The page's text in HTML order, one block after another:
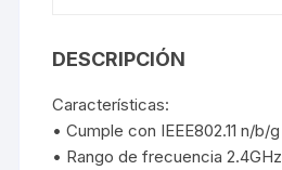
DESCRIPCIÓN
Características:
• Cumple con IEEE802.11 n/b/g
• Rango de frecuencia 2.4GHz